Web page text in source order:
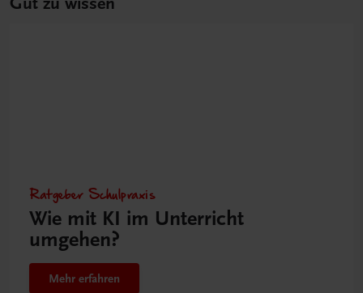
Ratgeber Schulpraxis
Wie mit KI im Unterricht
umgehen?
Mehr erfahren